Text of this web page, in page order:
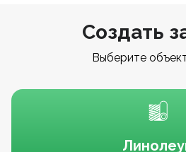
Создать
Выберите